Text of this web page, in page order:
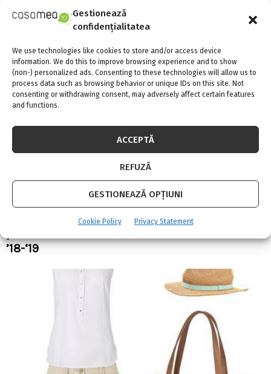
Gestionează
confidențialitatea
We use technologies like cookies to store and/or access device
information. We do this to improve browsing experience and to show
(non-) personalized ads. Consenting to these technologies will allow us to
process data such as browsing behavior or unique IDs on this site. Not
consenting or withdrawing consent, may adversely affect certain features
and functions.
ACCEPTĂ
REFUZĂ
GESTIONEAZĂ OPȚIUNI
Cookie Policy Privacy Statement
nedorite din casa
Gucci Eyewear aniversează 1 an in Romania
’18-‘19